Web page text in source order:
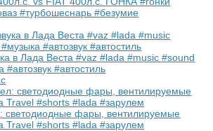
#турбошеснарь #безумие
в Лада Веста #vaz #lada #music #sound
#автостиль
светодиодные фары, вентилируемые
Travel #shorts #lada #зарулем